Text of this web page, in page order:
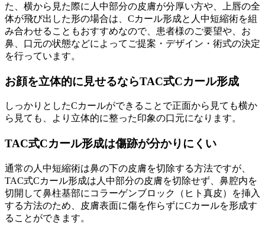
た、横から見た際に人中部分の皮膚が分厚い方や、上唇の全
体が飛び出した形の場合は、Cカール形成と人中短縮術を組
み合わせることもおすすめなので、 患者様のご要望や、お
鼻、口元の状態などによってご提案・デザイン・術式の決定
を行っています。
お顔を立体的に見せるならTAC式Cカール形成
しっかりとしたCカールができることで正面から見ても横か
ら見ても、より立体的に整った印象の口元になります。
TAC式Cカール形成は傷跡が分かりにくい
通常の人中短縮術は鼻の下の皮膚を切除する方法ですが、
TAC式Cカール形成は 人中部分の皮膚を切除せず、鼻腔内を
切開して鼻柱基部にコラーゲンブロック（ヒト真皮）を挿入
する方法のため、皮膚表面に傷を作らずにCカールを形成す
ることができます。